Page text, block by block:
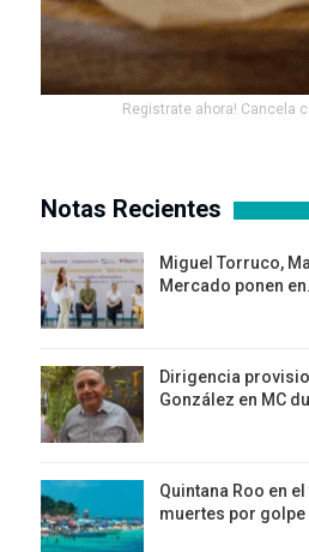
Registrate ahora! Cancela
Notas Recientes
Miguel Torruco,
Mercado ponen
Dirigencia
González en MC
Quintana Roo en
muertes por golpe